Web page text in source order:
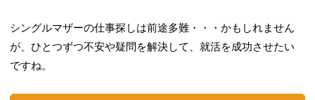
シングルマザーの仕事探しは前途多難・・・かもしれません
が、ひとつずつ不安や疑問を解決して、就活を成功させたい
ですね。